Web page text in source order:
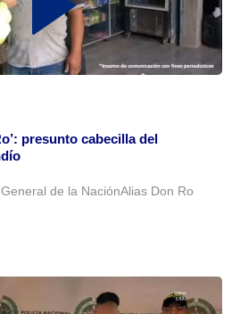
presunto cabecilla del
de la NaciónAlias Don Ro